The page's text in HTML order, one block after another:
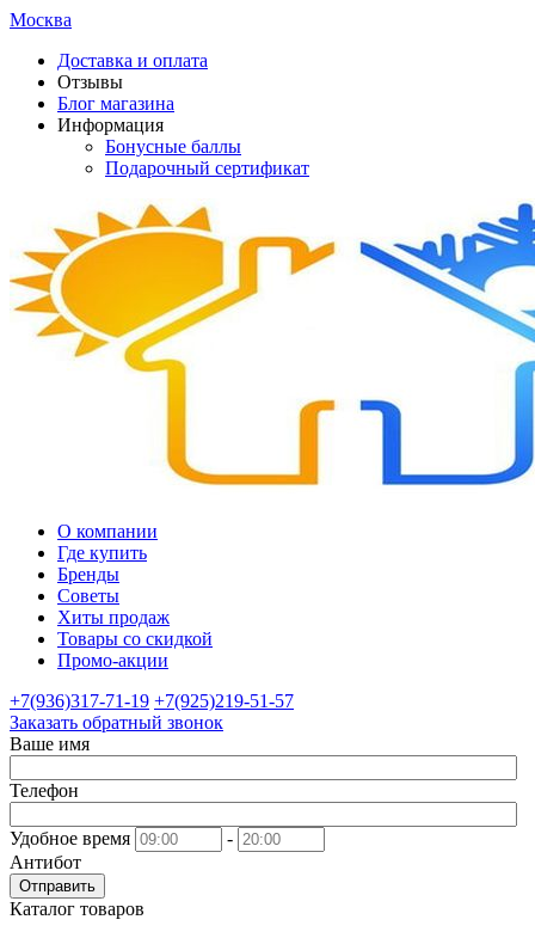
Москва
Доставка и оплата
Отзывы
Блог магазина
Информация
Бонусные баллы
Подарочный сертификат
О компании
Где купить
Бренды
Советы
Хиты продаж
Товары со скидкой
Промо-акции
+7(936)317-71-19 +7(925)219-51-57
Заказать обратный звонок
Ваше имя
Телефон
Удобное время
-
Антибот
Отправить
Каталог товаров